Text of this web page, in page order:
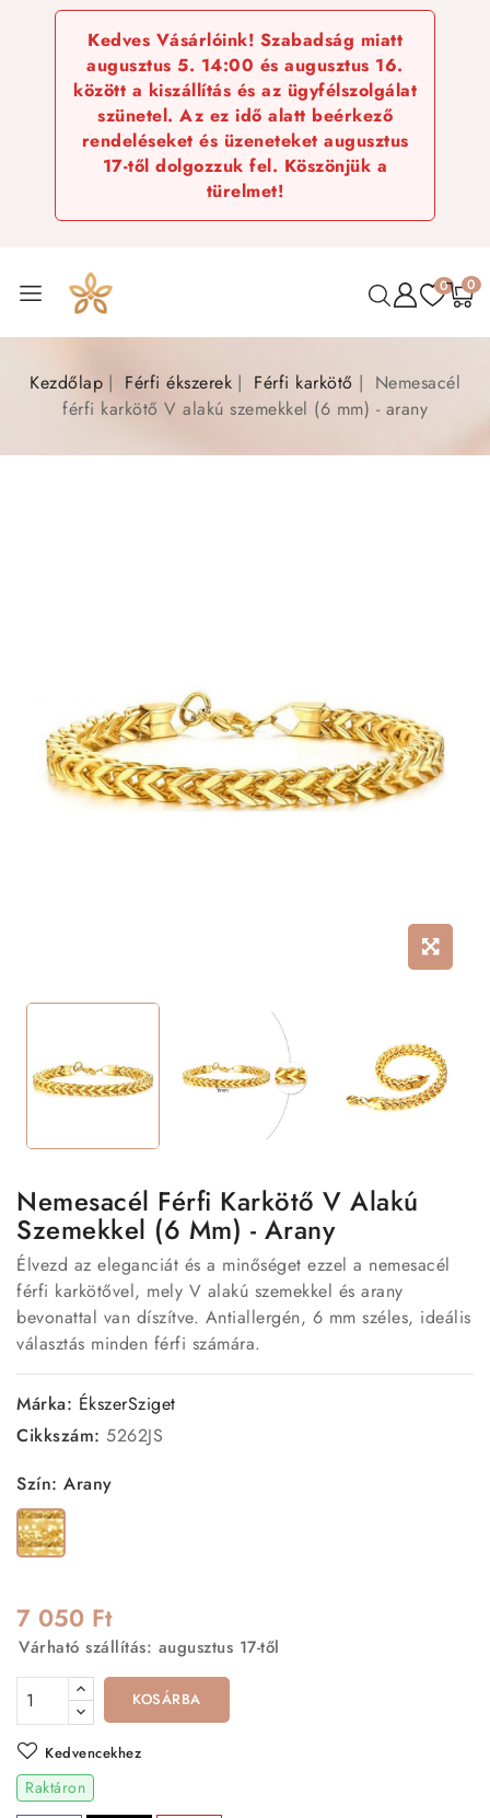
Kedves Vásárlóink! Szabadság miatt
augusztus 5. 14:00 és augusztus 16.
között a kiszállítás és az ügyfélszolgálat
szünetel. Az ez idő alatt beérkező
rendeléseket és üzeneteket augusztus
17-től dolgozzuk fel. Köszönjük a
türelmet!
0 0
Kezdőlap Férfi ékszerek Férfi karkötő
Nemesacél
férfi karkötő V alakú szemekkel (6 mm) - arany
Nemesacél Férfi Karkötő V Alakú
Szemekkel (6 Mm) - Arany
Élvezd az eleganciát és a minőséget ezzel a nemesacél
férfi karkötővel, mely V alakú szemekkel és arany
bevonattal van díszítve. Antiallergén, 6 mm széles, ideális
választás minden férfi számára.
Márka: ÉkszerSziget
Cikkszám: 5262JS
Szín: Arany
Arany
7 050 Ft
Várható szállítás: augusztus 17-től
KOSÁRBA
Kedvencekhez
Raktáron